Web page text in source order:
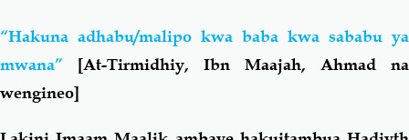
“Hakuna adhabu/malipo kwa baba kwa sababu ya
mwana” [At-Tirmidhiy, Ibn Maajah, Ahmad na
wengineo]